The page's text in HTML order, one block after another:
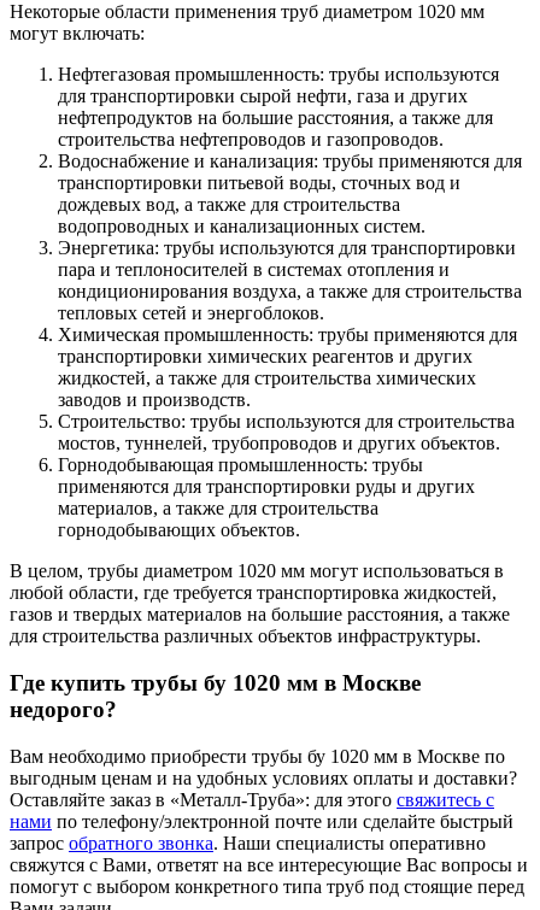
Некоторые области применения труб диаметром 1020 мм
могут включать:
Нефтегазовая промышленность: трубы используются
для транспортировки сырой нефти, газа и других
нефтепродуктов на большие расстояния, а также для
строительства нефтепроводов и газопроводов.
Водоснабжение и канализация: трубы применяются для
транспортировки питьевой воды, сточных вод и
дождевых вод, а также для строительства
водопроводных и канализационных систем.
Энергетика: трубы используются для транспортировки
пара и теплоносителей в системах отопления и
кондиционирования воздуха, а также для строительства
тепловых сетей и энергоблоков.
Химическая промышленность: трубы применяются для
транспортировки химических реагентов и других
жидкостей, а также для строительства химических
заводов и производств.
Строительство: трубы используются для строительства
мостов, туннелей, трубопроводов и других объектов.
Горнодобывающая промышленность: трубы
применяются для транспортировки руды и других
материалов, а также для строительства
горнодобывающих объектов.
В целом, трубы диаметром 1020 мм могут использоваться в
любой области, где требуется транспортировка жидкостей,
газов и твердых материалов на большие расстояния, а также
для строительства различных объектов инфраструктуры.
Где купить трубы бу 1020 мм в Москве
недорого?
Вам необходимо приобрести трубы бу 1020 мм в Москве по
выгодным ценам и на удобных условиях оплаты и доставки?
Оставляйте заказ в «Металл-Труба»: для этого свяжитесь с
нами по телефону/электронной почте или сделайте быстрый
запрос обратного звонка. Наши специалисты оперативно
свяжутся с Вами, ответят на все интересующие Вас вопросы и
помогут с выбором конкретного типа труб под стоящие перед